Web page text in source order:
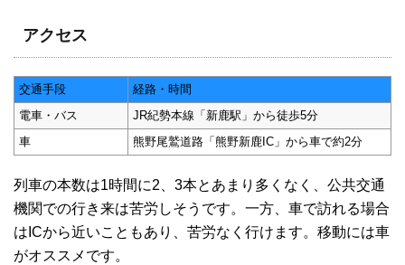
アクセス
交通手段
経路・時間
電車・バス
JR紀勢本線「新鹿駅」から徒歩5分
車
熊野尾鷲道路「熊野新鹿IC」から車で約2分
列車の本数は1時間に2、3本とあまり多くなく、公共交通
機関での行き来は苦労しそうです。一方、車で訪れる場合
はICから近いこともあり、苦労なく行けます。移動には車
がオススメです。